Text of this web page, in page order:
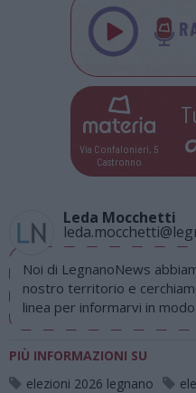
Via Confalonieri, 5
Castronno
Leda Mocchetti
Noi di LegnanoNews
nostro territorio e
linea per informarvi in
PIÙ INFORMAZIONI SU
elezioni 2026 legnano